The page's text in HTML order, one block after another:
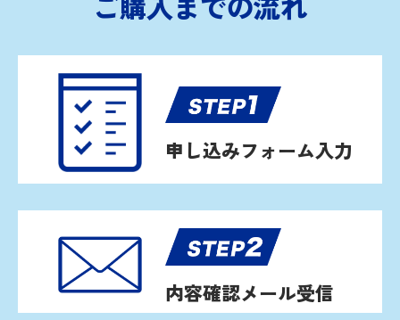
申し込みフォーム入力
内容確認メール受信